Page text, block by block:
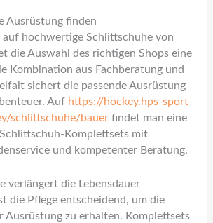
Ausrüstung finden
auf hochwertige Schlittschuhe von
die Auswahl des richtigen Shops eine
Kombination aus Fachberatung und
sichert die passende Ausrüstung
Auf https://hockey.hps-sport-
schlittschuhe/bauerfindet man eine
Komplettsets mit
und kompetenter Beratung.
verlängert die Lebensdauer
die Pflege entscheidend, um die
Ausrüstung zu erhalten. Komplettsets